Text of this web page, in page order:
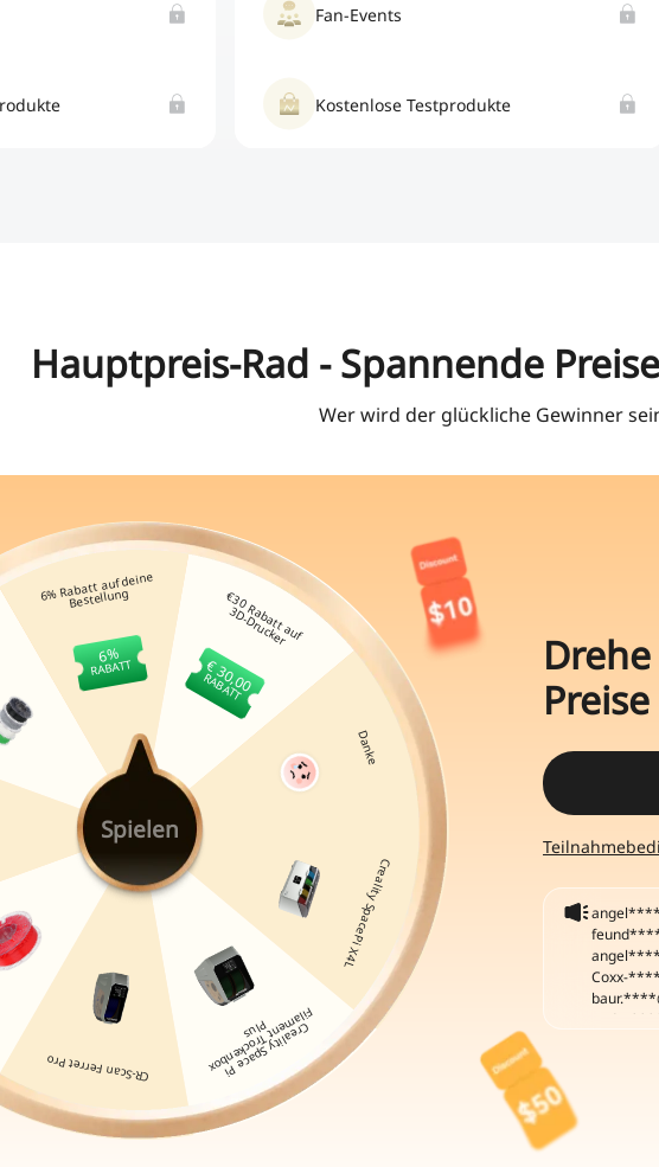
Fan-Events
Kostenlose Testprodukte
Hauptpreis-Rad - Spannende
Wer wird der glückliche Gewinner
Spielen
Coxx-